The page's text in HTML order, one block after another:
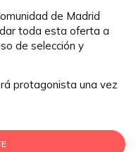
de Madrid
toda esta oferta a
de selección y
protagonista una vez